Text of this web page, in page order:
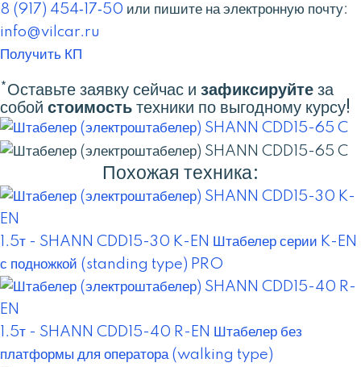
8 (917) 454‑17‑50 или пишите на электронную почту:
info@vilcar.ru
Получить КП
*Оставьте заявку сейчас и зафиксируйте за
собой стоимость техники по выгодному курсу!
Похожая техника:
1.5т - SHANN CDD15-30 K-EN Штабелер серии K-EN
с подножкой (standing type) PRO
1.5т - SHANN CDD15-40 R-EN Штабелер без
платформы для оператора (walking type)